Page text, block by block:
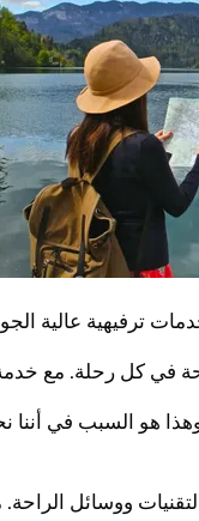
ترفيهية عالية
في كل رحلة. مع
وهذا هو السبب في
ووسائل